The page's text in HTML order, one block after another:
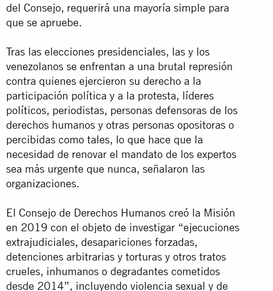
del Consejo, requerirá una mayoría simple para
que se apruebe.
Tras las elecciones presidenciales, las y los
venezolanos se enfrentan a una brutal represión
contra quienes ejercieron su derecho a la
participación política y a la protesta, líderes
políticos, periodistas, personas defensoras de los
derechos humanos y otras personas opositoras o
percibidas como tales, lo que hace que la
necesidad de renovar el mandato de los expertos
sea más urgente que nunca, señalaron las
organizaciones.
El Consejo de Derechos Humanos creó la Misión
en 2019 con el objeto de investigar “ejecuciones
extrajudiciales, desapariciones forzadas,
detenciones arbitrarias y torturas y otros tratos
crueles, inhumanos o degradantes cometidos
desde 2014”, incluyendo violencia sexual y de